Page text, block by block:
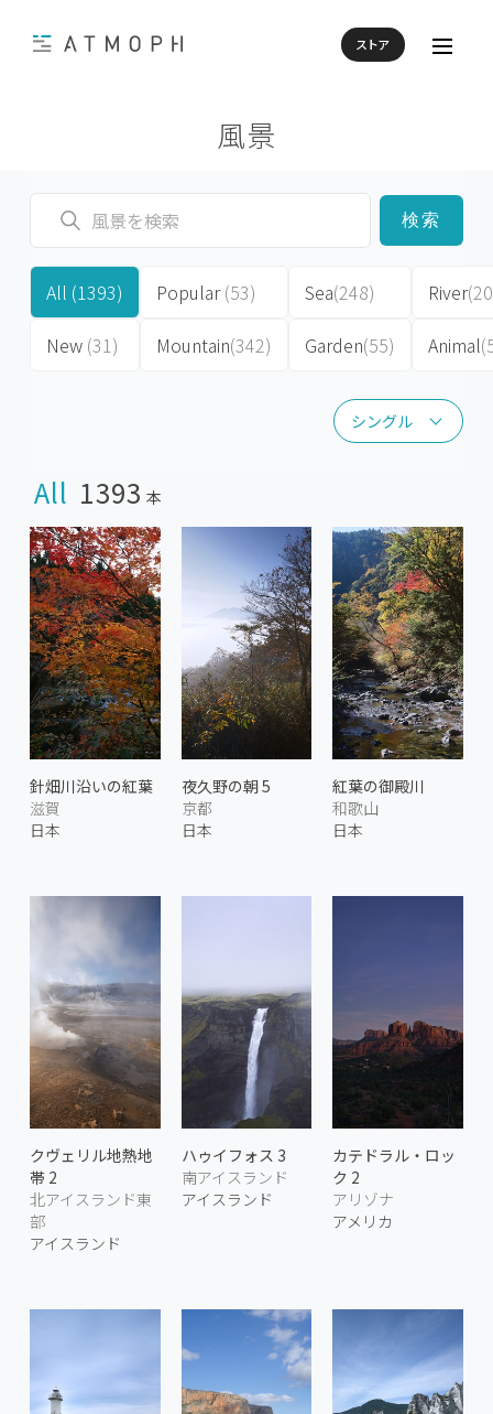
ストア
風景
シングル
シングル
検索
All (1393)
New (31)
Popular(53)
Mountain(342)
Sea(248)
Garden(55)
River
Animal
All 1393 本
針畑川沿いの紅葉
滋賀
日本
夜久野の朝 5
京都
日本
紅葉の御殿川
和歌山
日本
クヴェリル地熱地
帯 2
北アイスランド東
部
アイスランド
ハゥイフォス 3
南アイスランド
アイスランド
カテドラル・ロッ
ク 2
アリゾナ
アメリカ